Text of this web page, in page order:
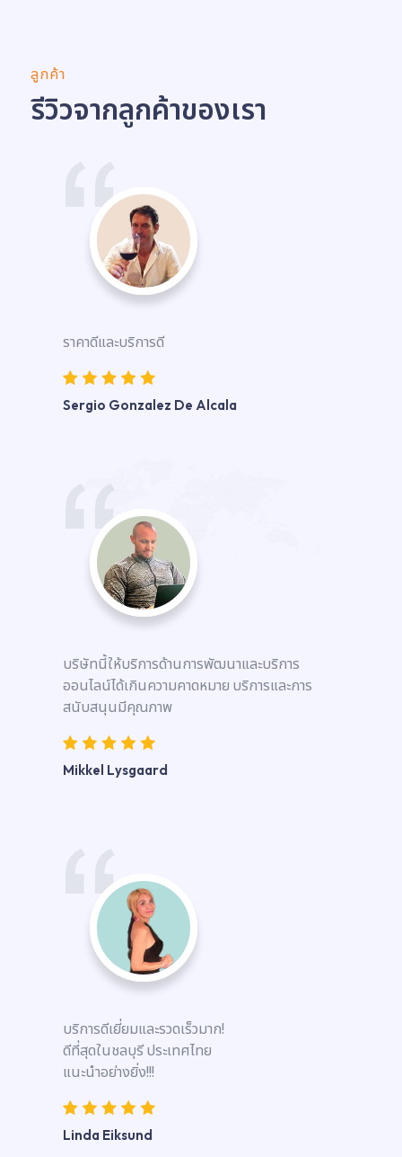
ลูกค้า
รีวิวจากลูกค้าของเรา
ราคาดีและบริการดี
Sergio Gonzalez De Alcala
บริษัทนี้ให้บริการด้านการพัฒนาและบริการ
ออนไลน์ได้เกินความคาดหมาย บริการและการ
สนับสนุนมีคุณภาพ
Mikkel Lysgaard
บริการดีเยี่ยมและรวดเร็วมาก!
ดีที่สุดในชลบุรี ประเทศไทย
แนะนำอย่างยิ่ง!!!
Linda Eiksund